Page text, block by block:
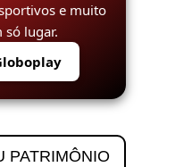
e muito
só lugar.
PATRIMÔNIO